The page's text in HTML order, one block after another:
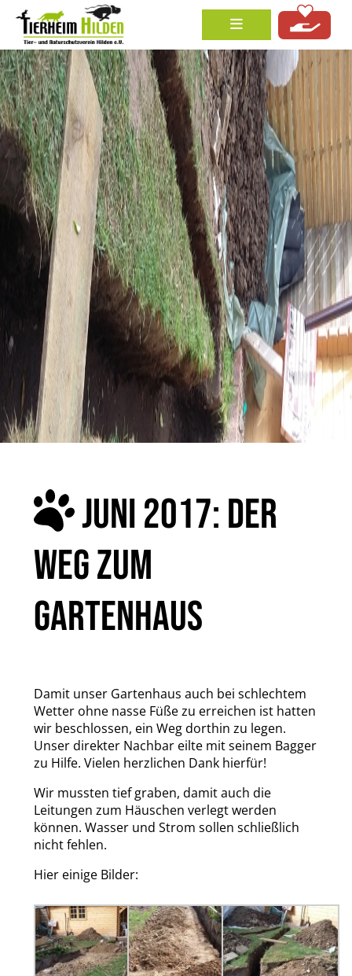
JUNI 2017: DER
WEG ZUM
GARTENHAUS
Damit unser Gartenhaus auch bei schlechtem
Wetter ohne nasse Füße zu erreichen ist hatten
wir beschlossen, ein Weg dorthin zu legen.
Unser direkter Nachbar eilte mit seinem Bagger
zu Hilfe. Vielen herzlichen Dank hierfür!
Wir mussten tief graben, damit auch die
Leitungen zum Häuschen verlegt werden
können. Wasser und Strom sollen schließlich
nicht fehlen.
Hier einige Bilder: